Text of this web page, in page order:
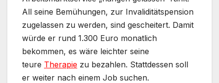
All seine Bemühungen, zur Invaliditätspension
zugelassen zu werden, sind gescheitert. Damit
würde er rund 1.300 Euro monatlich
bekommen, es wäre leichter seine
teure Therapie zu bezahlen. Stattdessen soll
er weiter nach einem Job suchen.